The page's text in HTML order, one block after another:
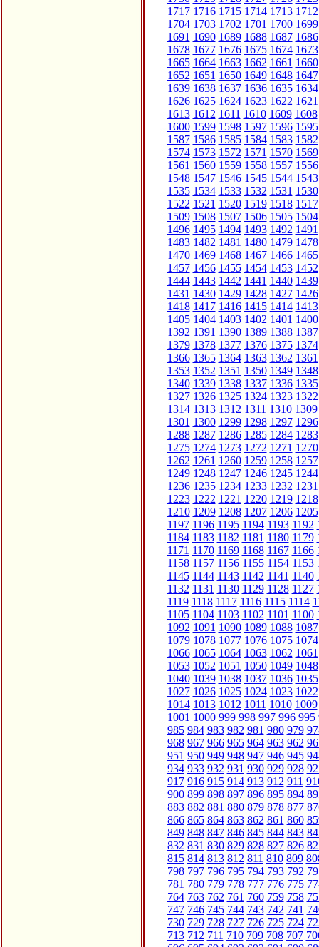
1717 1716 1715 1714 1713 1712
1704 1703 1702 1701 1700 1699
1691 1690 1689 1688 1687 1686
1678 1677 1676 1675 1674 1673
1665 1664 1663 1662 1661 1660
1652 1651 1650 1649 1648 1647
1639 1638 1637 1636 1635 1634
1626 1625 1624 1623 1622 1621
1613 1612 1611 1610 1609 1608
1600 1599 1598 1597 1596 1595
1587 1586 1585 1584 1583 1582
1574 1573 1572 1571 1570 1569
1561 1560 1559 1558 1557 1556
1548 1547 1546 1545 1544 1543
1535 1534 1533 1532 1531 1530
1522 1521 1520 1519 1518 1517
1509 1508 1507 1506 1505 1504
1496 1495 1494 1493 1492 1491
1483 1482 1481 1480 1479 1478
1470 1469 1468 1467 1466 1465
1457 1456 1455 1454 1453 1452
1444 1443 1442 1441 1440 1439
1431 1430 1429 1428 1427 1426
1418 1417 1416 1415 1414 1413
1405 1404 1403 1402 1401 1400
1392 1391 1390 1389 1388 1387
1379 1378 1377 1376 1375 1374
1366 1365 1364 1363 1362 1361
1353 1352 1351 1350 1349 1348
1340 1339 1338 1337 1336 1335
1327 1326 1325 1324 1323 1322
1314 1313 1312 1311 1310 1309
1301 1300 1299 1298 1297 1296
1288 1287 1286 1285 1284 1283
1275 1274 1273 1272 1271 1270
1262 1261 1260 1259 1258 1257
1249 1248 1247 1246 1245 1244
1236 1235 1234 1233 1232 1231
1223 1222 1221 1220 1219 1218
1210 1209 1208 1207 1206 1205
1197 1196 1195 1194 1193 1192
1184 1183 1182 1181 1180 1179
1171 1170 1169 1168 1167 1166
1158 1157 1156 1155 1154 1153
1145 1144 1143 1142 1141 1140
1132 1131 1130 1129 1128 1127
1119 1118 1117 1116 1115 1114
1105 1104 1103 1102 1101 1100
1092 1091 1090 1089 1088 1087
1079 1078 1077 1076 1075 1074
1066 1065 1064 1063 1062 1061
1053 1052 1051 1050 1049 1048
1040 1039 1038 1037 1036 1035
1027 1026 1025 1024 1023 1022
1014 1013 1012 1011 1010 1009
1001 1000 999 998 997 996 995
985 984 983 982 981 980 979
968 967 966 965 964 963 962
951 950 949 948 947 946 945
934 933 932 931 930 929 928
917 916 915 914 913 912 911
900 899 898 897 896 895 894
883 882 881 880 879 878 877
866 865 864 863 862 861 860
849 848 847 846 845 844 843
832 831 830 829 828 827 826
815 814 813 812 811 810 809
798 797 796 795 794 793 792
781 780 779 778 777 776 775
764 763 762 761 760 759 758
747 746 745 744 743 742 741
730 729 728 727 726 725 724
713 712 711 710 709 708 707